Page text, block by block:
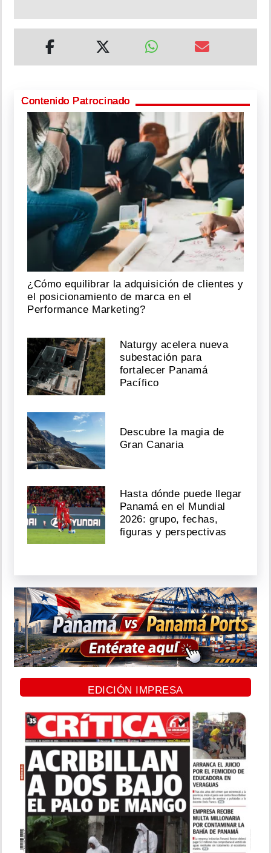
Contenido Patrocinado
¿Cómo equilibrar la adquisición de clientes y
el posicionamiento de marca en el
Performance Marketing?
Naturgy acelera nueva
subestación para
fortalecer Panamá
Pacífico
Descubre la magia de
Gran Canaria
Hasta dónde puede llegar
Panamá en el Mundial
2026: grupo, fechas,
figuras y perspectivas
EDICIÓN IMPRESA